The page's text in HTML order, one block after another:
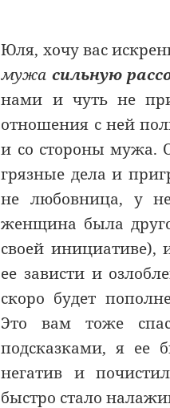
Юля, хочу вас
мужа сильную
нами и чуть не
отношения с ней
и со стороны мужа.
грязные дела и
не любовница, у
женщина была
своей инициативе),
ее зависти и
скоро будет
Это вам тоже
подсказками, я ее
негатив и
быстро стало